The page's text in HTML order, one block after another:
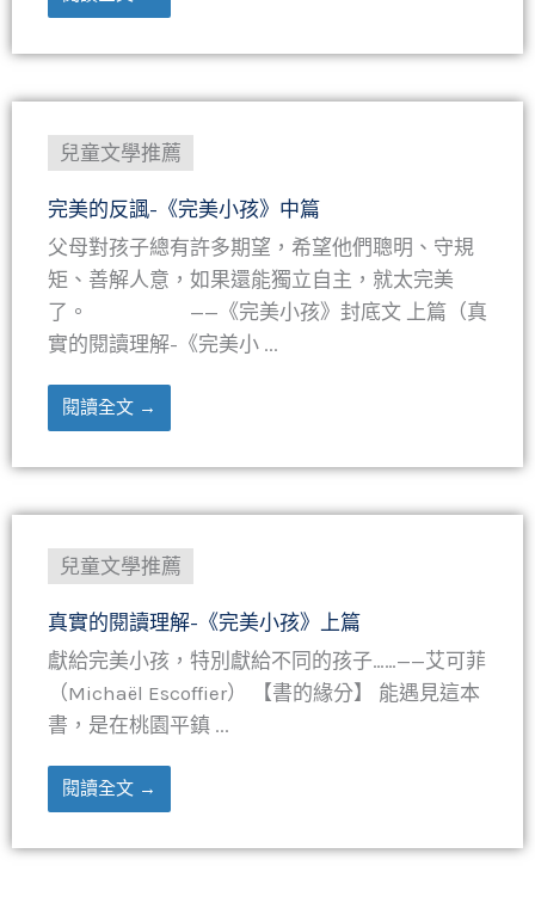
兒童文學推薦
完美的反諷-《完美小孩》中篇
父母對孩子總有許多期望，希望他們聰明、守規
矩、善解人意，如果還能獨立自主，就太完美
了。 ——《完美小孩》封底文 上篇（真
實的閱讀理解-《完美小 ...
閱讀全文 →
兒童文學推薦
真實的閱讀理解-《完美小孩》上篇
獻給完美小孩，特別獻給不同的孩子……——艾可菲
（Michaël Escoffier） 【書的緣分】 能遇見這本
書，是在桃園平鎮 ...
閱讀全文 →